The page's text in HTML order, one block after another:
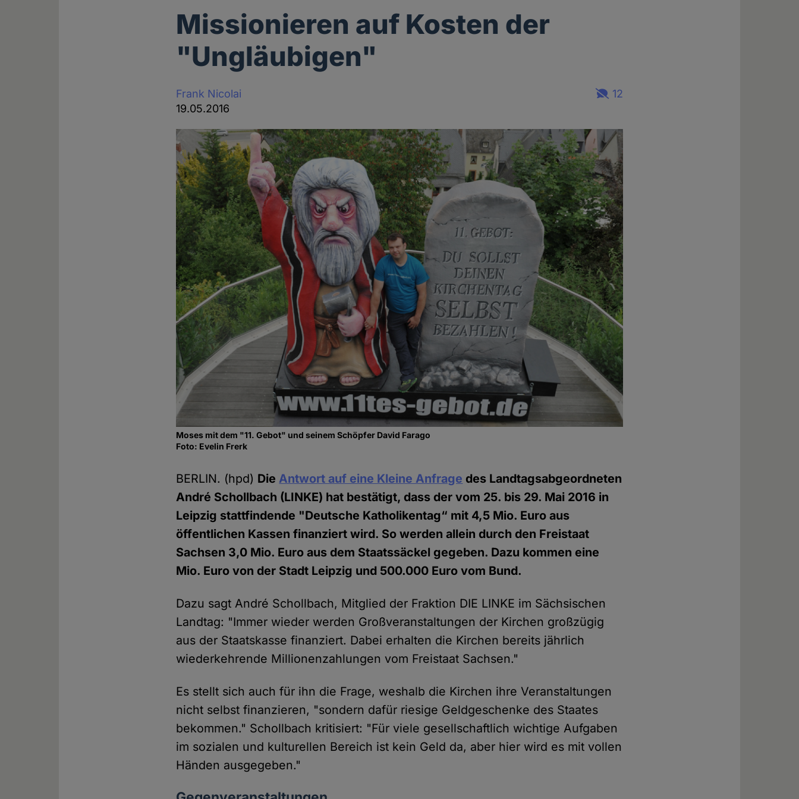
Missionieren auf Kosten der
"Ungläubigen"
Frank Nicolai
19.05.2016
12
Moses mit dem "11. Gebot" und seinem Schöpfer David Farago
Foto: Evelin Frerk
BERLIN. (hpd) DieAntwort auf eine Kleine Anfrage des Landtagsabgeordneten
André Schollbach (LINKE) hat bestätigt, dass der vom 25. bis 29. Mai 2016 in
Leipzig stattfindende "Deutsche Katholikentag“ mit 4,5 Mio. Euro aus
öffentlichen Kassen finanziert wird. So werden allein durch den Freistaat
Sachsen 3,0 Mio. Euro aus dem Staatssäckel gegeben. Dazu kommen eine
Mio. Euro von der Stadt Leipzig und 500.000 Euro vom Bund.
Dazu sagt André Schollbach, Mitglied der Fraktion DIE LINKE im Sächsischen
Landtag: "Immer wieder werden Großveranstaltungen der Kirchen großzügig
aus der Staatskasse finanziert. Dabei erhalten die Kirchen bereits jährlich
wiederkehrende Millionenzahlungen vom Freistaat Sachsen."
Es stellt sich auch für ihn die Frage, weshalb die Kirchen ihre Veranstaltungen
nicht selbst finanzieren, "sondern dafür riesige Geldgeschenke des Staates
bekommen." Schollbach kritisiert: "Für viele gesellschaftlich wichtige Aufgaben
im sozialen und kulturellen Bereich ist kein Geld da, aber hier wird es mit vollen
Händen ausgegeben."